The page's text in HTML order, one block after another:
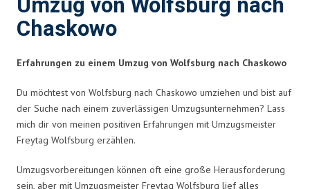
Chaskowo
Erfahrungen zu einem Umzug von Wolfsburg nach Chaskowo
Du möchtest von Wolfsburg nach Chaskowo umziehen und bist auf
der Suche nach einem zuverlässigen Umzugsunternehmen? Lass
mich dir von meinen positiven Erfahrungen mit Umzugsmeister
Freytag Wolfsburg erzählen.
Umzugsvorbereitungen können oft eine große Herausforderung
sein, aber mit Umzugsmeister Freytag Wolfsburg lief alles